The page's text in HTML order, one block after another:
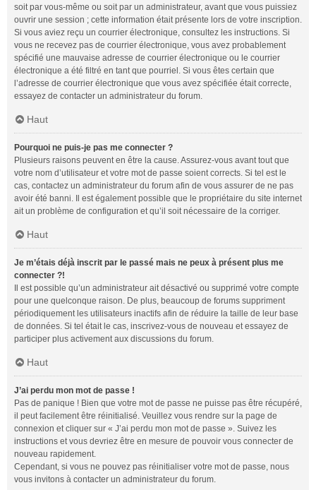
soit par vous-même ou soit par un administrateur, avant que vous puissiez
ouvrir une session ; cette information était présente lors de votre inscription.
Si vous aviez reçu un courrier électronique, consultez les instructions. Si
vous ne recevez pas de courrier électronique, vous avez probablement
spécifié une mauvaise adresse de courrier électronique ou le courrier
électronique a été filtré en tant que pourriel. Si vous êtes certain que
l’adresse de courrier électronique que vous avez spécifiée était correcte,
essayez de contacter un administrateur du forum.
Haut
Pourquoi ne puis-je pas me connecter ?
Plusieurs raisons peuvent en être la cause. Assurez-vous avant tout que
votre nom d’utilisateur et votre mot de passe soient corrects. Si tel est le
cas, contactez un administrateur du forum afin de vous assurer de ne pas
avoir été banni. Il est également possible que le propriétaire du site internet
ait un problème de configuration et qu’il soit nécessaire de la corriger.
Haut
Je m’étais déjà inscrit par le passé mais ne peux à présent plus me
connecter ?!
Il est possible qu’un administrateur ait désactivé ou supprimé votre compte
pour une quelconque raison. De plus, beaucoup de forums suppriment
périodiquement les utilisateurs inactifs afin de réduire la taille de leur base
de données. Si tel était le cas, inscrivez-vous de nouveau et essayez de
participer plus activement aux discussions du forum.
Haut
J’ai perdu mon mot de passe !
Pas de panique ! Bien que votre mot de passe ne puisse pas être récupéré,
il peut facilement être réinitialisé. Veuillez vous rendre sur la page de
connexion et cliquer sur « J’ai perdu mon mot de passe ». Suivez les
instructions et vous devriez être en mesure de pouvoir vous connecter de
nouveau rapidement.
Cependant, si vous ne pouvez pas réinitialiser votre mot de passe, nous
vous invitons à contacter un administrateur du forum.